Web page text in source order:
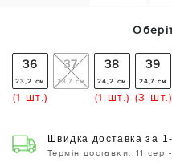
36
23,2 см
(1 шт.)
37
23,7 см
38
24,2 см
(1 шт.)
39
24,7 см
(3 шт.)
Швидка доставка за
Термін доставки: 11 сер